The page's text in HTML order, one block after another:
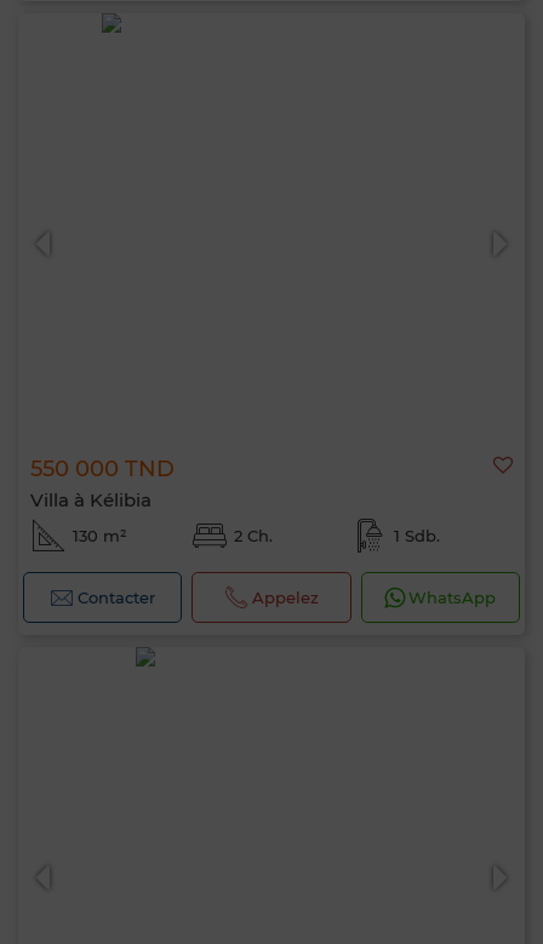
550 000 TND
Villa à Kélibia
130 m² 2 Ch. 1 Sdb.
Contacter Appelez WhatsApp